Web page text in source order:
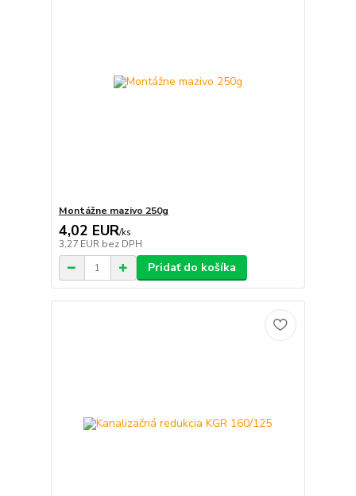
Montážne mazivo 250g
4,02 EUR/ks
3,27 EUR bez DPH
Pridať do košíka